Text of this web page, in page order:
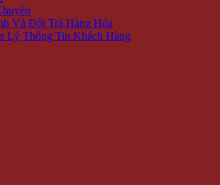
Và Đổi Trả Hàng Hóa
Lý Thông Tin Khách Hàng